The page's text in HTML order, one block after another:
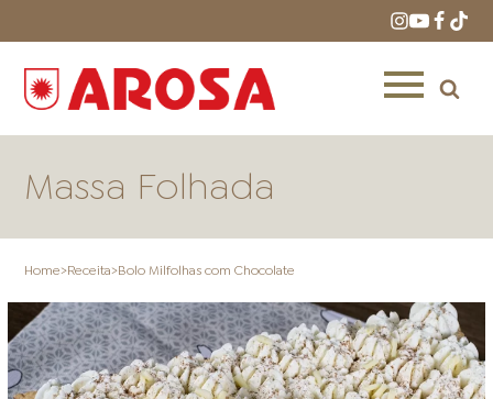
Massa Folhada
Home>Receita>Bolo Milfolhas com Chocolate